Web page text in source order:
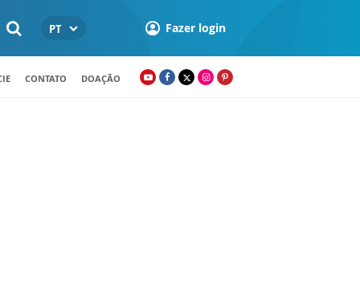
PT Fazer login
CONTATO DOAÇÃO